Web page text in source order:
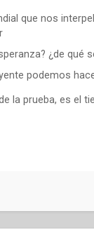
que nos
¿de qué
podemos
la prueba, es el